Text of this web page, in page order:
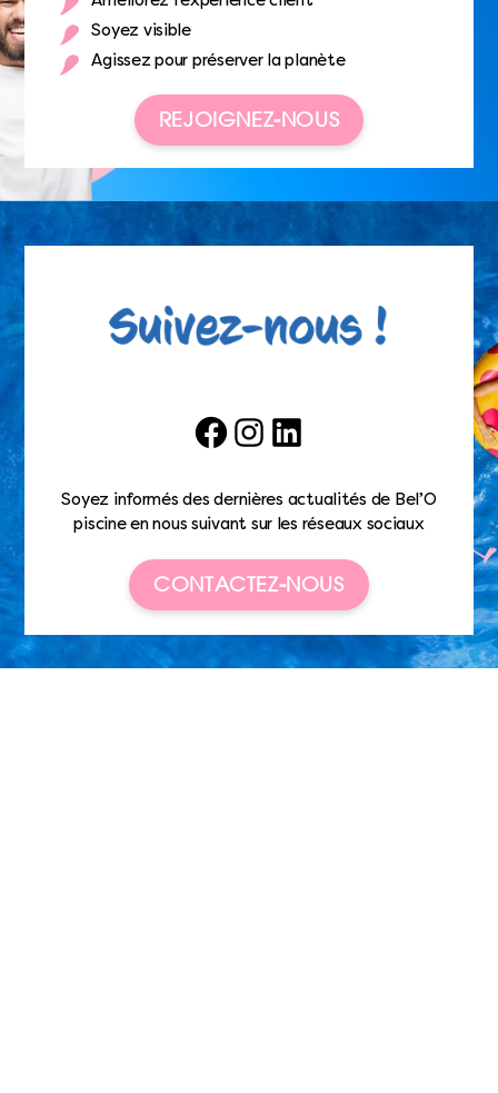
Soyez visible
Agissez pour préserver la planète
REJOIGNEZ-NOUS
FacebookInstagramLinkedIn
Soyez informés des dernières actualités de Bel’O
piscine en nous suivant sur les réseaux sociaux
CONTACTEZ-NOUS